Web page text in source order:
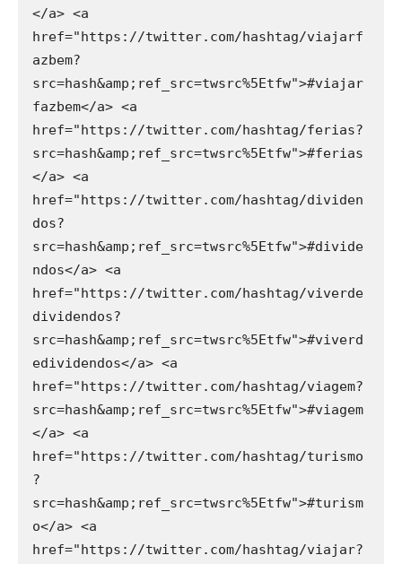
</a> <a
href="https://twitter.com/hashtag/viajarf
azbem?
src=hash&amp;ref_src=twsrc%5Etfw">#viajar
fazbem</a> <a
href="https://twitter.com/hashtag/ferias?
src=hash&amp;ref_src=twsrc%5Etfw">#ferias
</a> <a
href="https://twitter.com/hashtag/dividen
dos?
src=hash&amp;ref_src=twsrc%5Etfw">#divide
ndos</a> <a
href="https://twitter.com/hashtag/viverde
dividendos?
src=hash&amp;ref_src=twsrc%5Etfw">#viverd
edividendos</a> <a
href="https://twitter.com/hashtag/viagem?
src=hash&amp;ref_src=twsrc%5Etfw">#viagem
</a> <a
href="https://twitter.com/hashtag/turismo
?
src=hash&amp;ref_src=twsrc%5Etfw">#turism
o</a> <a
href="https://twitter.com/hashtag/viajar?